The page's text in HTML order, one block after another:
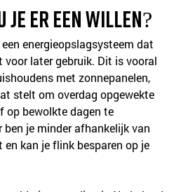
je er een willen?
energieopslagsysteem dat
later gebruik. Dit is vooral
met zonnepanelen,
stelt om overdag opgewekte
op bewolkte dagen te
ben je minder afhankelijk van
kan je flink besparen op je